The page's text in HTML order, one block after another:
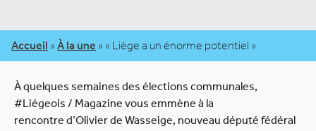
Accueil » À la une » « Liège a un énorme potentiel »
À quelques semaines des élections communales,
#Liégeois / Magazine vous emmène à la
rencontre d’Olivier de Wasseige, nouveau député fédéral